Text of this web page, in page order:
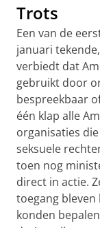
Trots
Een van de
januari
verbiedt dat
gebruikt door
bespreekbaar
één klap alle
organisaties
seksuele
toen nog
direct in actie.
toegang
konden